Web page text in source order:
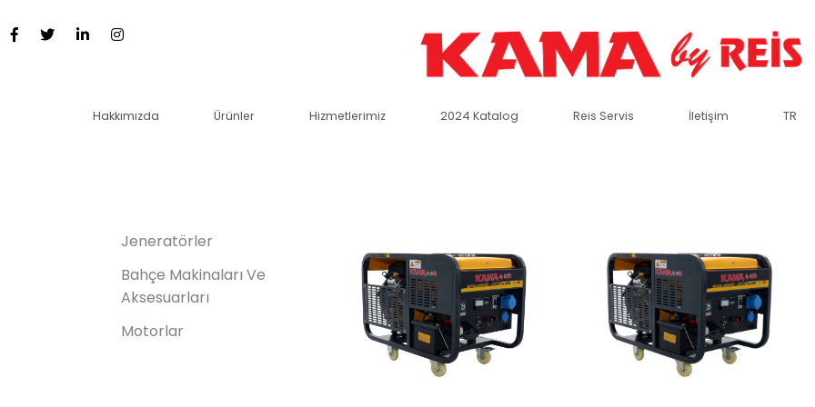
Hakkımızda Ürünler Hizmetlerimiz 2024 Katalog Reis Servis İletişim TR
Jeneratörler
Bahçe Makinaları Ve
Aksesuarları
Motorlar